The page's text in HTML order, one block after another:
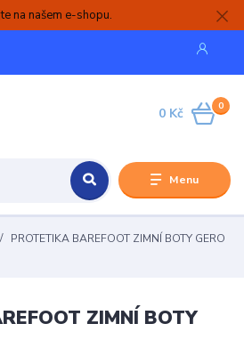
na našem e-shopu.
Menu
0
0 Kč
PROTETIKA BAREFOOT ZIMNÍ BOTY GERO
ZIMNÍ BOTY